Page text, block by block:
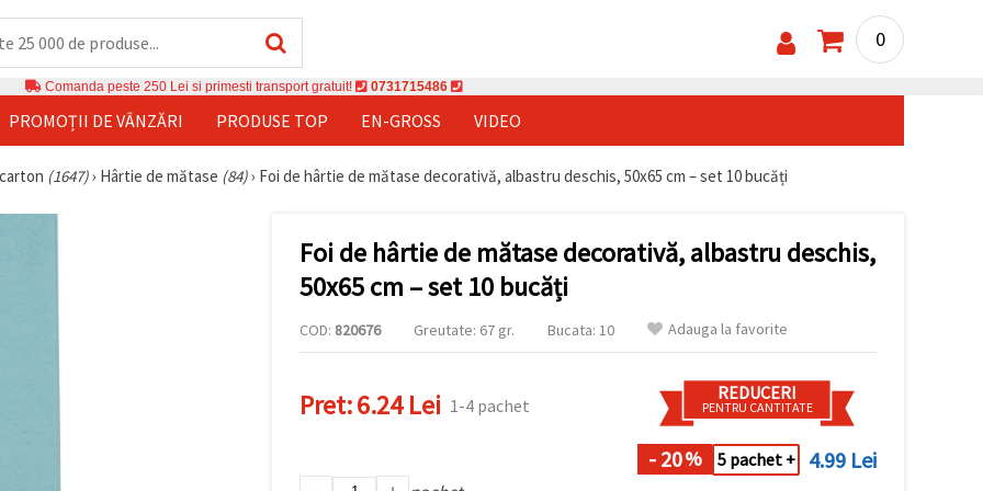
0
Comanda peste 250 Lei si primesti transport gratuit! 0731715486
PROMOȚII DE VÂNZĂRI PRODUSE TOP EN-GROSS VIDEO
(1647)› Hârtie de mătase (84)› Foi de hârtie de mătase decorativă, albastru deschis, 50x65 cm – set 10 bucăți
Foi de hârtie de mătase decorativă, albastru deschis,
50x65 cm – set 10 bucăți
COD: 820676 Greutate: 67 gr. Bucata: 10 Adauga la favorite
Pret:6.24 Lei 1-4 pachet
REDUCERI
PENTRU CANTITATE
- 20% 5 pachet + 4.99 Lei